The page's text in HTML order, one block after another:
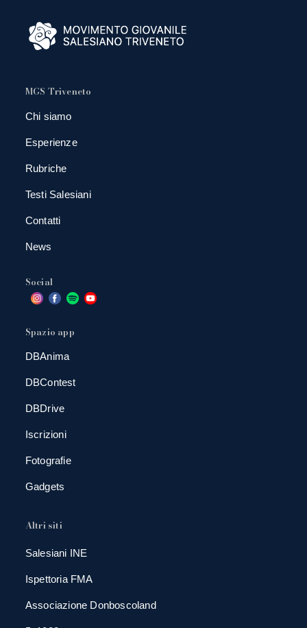
MGS Triveneto
Chi siamo
Esperienze
Rubriche
Testi Salesiani
Contatti
News
Social
Spazio app
DBAnima
DBContest
DBDrive
Iscrizioni
Fotografie
Gadgets
Altri siti
Salesiani INE
Ispettoria FMA
Associazione Donboscoland